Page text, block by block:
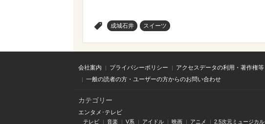
成城石井 スイーツ
会社案内 プライバシーポリシー アクセスデータの利用・著作権等
一般の読者の方・ユーザーの方からのお問い合わせ
カテゴリー
エンタメ･テレビ
テレビ 音楽 V系 アイドル 映画 アニメ 2.5次元ミュージカル